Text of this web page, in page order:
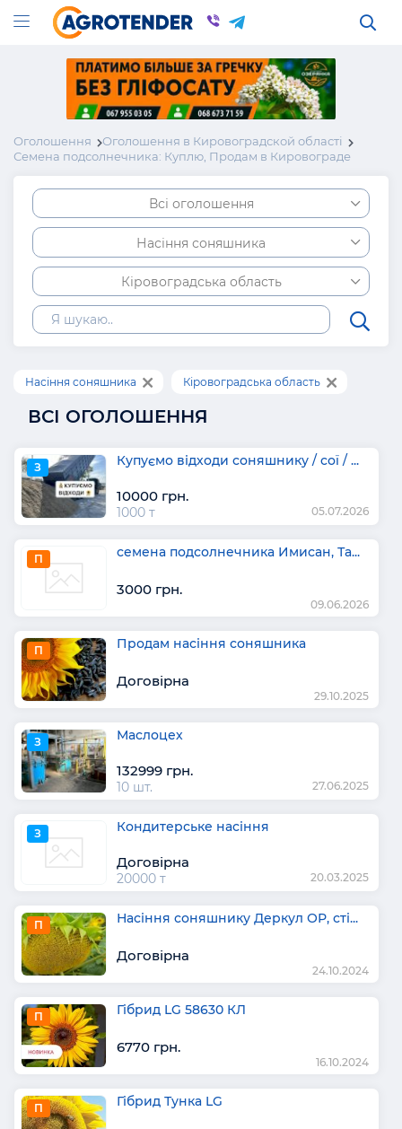
Оголошення
Оголошення в Кировоградской області
Семена подсолнечника: Куплю, Продам в Кировограде
Всі оголошення
Насіння соняшника
Кіровоградська область
Насіння соняшника Кіровоградська область
ВСІ ОГОЛОШЕННЯ
З Купуємо відходи соняшнику / сої / ...
10000 грн.
1000 т 05.07.2026
П семена подсолнечника Имисан, Та...
3000 грн.
09.06.2026
П Продам насіння соняшника
Договірна
29.10.2025
З Маслоцех
132999 грн.
10 шт. 27.06.2025
З Кондитерське насіння
Договірна
20000 т 20.03.2025
П Насіння соняшнику Деркул ОР, сті...
Договірна
24.10.2024
П Гібрид LG 58630 КЛ
6770 грн.
16.10.2024
П Гібрид Тунка LG